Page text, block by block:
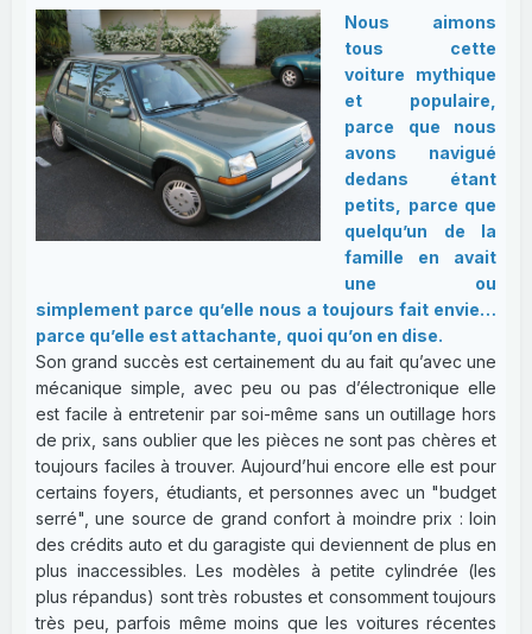
Nous aimons
tous cette
voiture mythique
et populaire,
parce que nous
avons navigué
dedans étant
petits, parce que
quelqu’un de la
famille en avait
une ou
simplement parce qu’elle nous a toujours fait envie…
parce qu’elle est attachante, quoi qu’on en dise.
Son grand succès est certainement du au fait qu’avec une
mécanique simple, avec peu ou pas d’électronique elle
est facile à entretenir par soi-même sans un outillage hors
de prix, sans oublier que les pièces ne sont pas chères et
toujours faciles à trouver. Aujourd’hui encore elle est pour
certains foyers, étudiants, et personnes avec un "budget
serré", une source de grand confort à moindre prix : loin
des crédits auto et du garagiste qui deviennent de plus en
plus inaccessibles. Les modèles à petite cylindrée (les
plus répandus) sont très robustes et consomment toujours
très peu, parfois même moins que les voitures récentes